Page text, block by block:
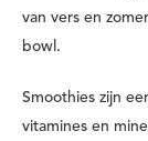
van vers en
bowl.
Smoothies zijn
vitamines en